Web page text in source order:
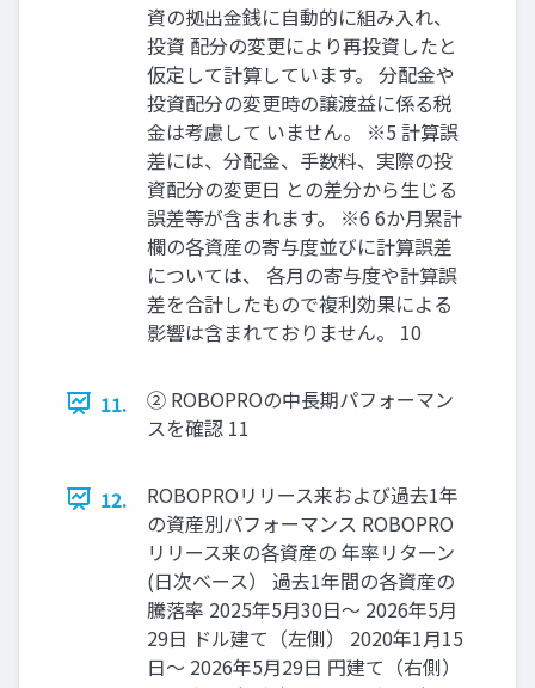
資の拠出金銭に自動的に組み入れ、
投資 配分の変更により再投資したと
仮定して計算しています。 分配金や
投資配分の変更時の譲渡益に係る税
金は考慮して いません。 ※5 計算誤
差には、分配金、手数料、実際の投
資配分の変更日 との差分から生じる
誤差等が含まれます。 ※6 6か月累計
欄の各資産の寄与度並びに計算誤差
については、 各月の寄与度や計算誤
差を合計したもので複利効果による
影響は含まれておりません。 10
11.
② ROBOPROの中長期パフォーマン
スを確認 11
12.
ROBOPROリリース来および過去1年
の資産別パフォーマンス ROBOPRO
リリース来の各資産の 年率リターン
(日次ベース） 過去1年間の各資産の
騰落率 2025年5月30日～ 2026年5月
29日 ドル建て（左側） 2020年1月15
日～ 2026年5月29日 円建て（右側）